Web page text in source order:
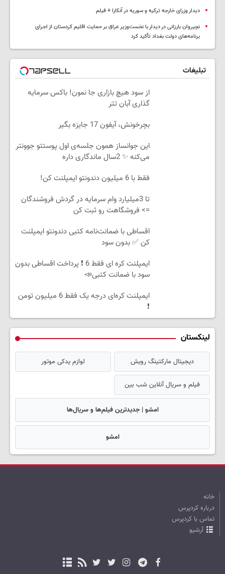
دیدار وزرای خارجه ترکیه و سوریه در آنکارا + فیلم
نچیروان بارزانی در دیدار با نخست‌وزیر عراق بر حمایت اقلیم کردستان از اجرای
برنامه‌های دولت بغداد تأکید کرد
تبلیغات
از سود هیچ بازاری جا نمون! باکس سرمایه
گذاری آبان تتر
بچرخونش، آیفون 17 جایزه بگیر
این جوانساز همون جلسه‌ی اول پوستتو جوونتر
می‌کنه ✨ 2سال ماندگاری داره
فقط با 6 میلیون دندونتو ایمپلنت کن!
تا 3میلیارد وام سرمایه در گردش فروشندگان
=> فروشگاهت رو ثبت کن
اقساطی با ضمانت‌نامه کتبی دندونتو ایمپلنت
کن ✅ بدون سود
ایمپلنت کره ای فقط 6 ❗ پرداخت اقساطی بدون
سود با ضمانت کتبی📣
ایمپلنت کره‌ای درجه یک فقط 6 میلیون تومن
❗
لینکستان
دیجیتال مارکتینگ رویش لوازم یدکی موتور
فیلم و سریال آنلاین شب بین
امشو | جدیدترین فیلم‌ها و سریال‌ها
امشو
خانه
درباره کردپرس
تماس با کردپرس
آرشیو